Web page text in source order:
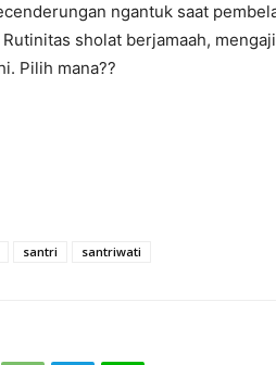
ngantuk saat
sholat berjamaah,
Pilih mana??
santri santriwati